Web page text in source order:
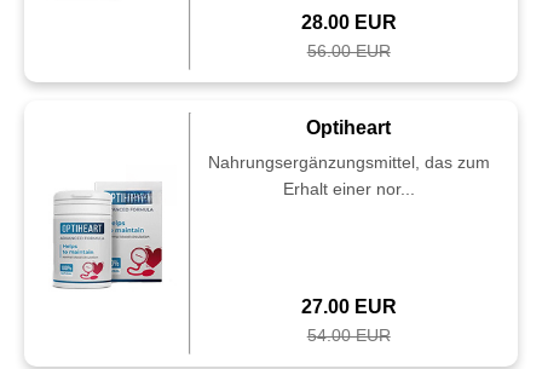
28.00 EUR
56.00 EUR
Optiheart
Nahrungsergänzungsmittel, das zum
Erhalt einer nor...
27.00 EUR
54.00 EUR